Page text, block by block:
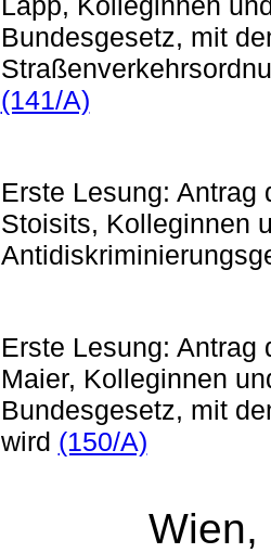
Bundesgesetz, mit
(141/A)
Erste Lesung: Antrag
Stoisits, Kolleginnen
Erste Lesung: Antrag
Maier, Kolleginnen
Bundesgesetz, mit
wird (150/A)
Wien,